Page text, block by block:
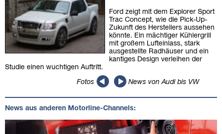
Ford zeigt mit dem Explorer Sport
Trac Concept, wie die Pick-Up-
Zukunft des Herstellers aussehen
könnte. Ein mächtiger Kühlergrill
mit großem Lufteinlass, stark
ausgestellte Radhäuser und ein
kantiges Design verleihen der
Studie einen wuchtigen Auftritt.
Fotos News von Audi bis VW
News aus anderen Motorline-Channels: